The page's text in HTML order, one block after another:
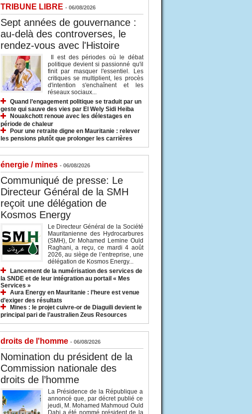
TRIBUNE LIBRE - 06/08/2026
Sept années de gouvernance :
au-delà des controverses, le
rendez-vous avec l'Histoire
Il est des périodes où le débat
politique devient si passionné qu'il
finit par masquer l'essentiel. Les
critiques se multiplient, les procès
d'intention s'enchaînent et les
réseaux sociaux...
Quand l’engagement politique se traduit par un
geste qui sauve des vies par El Wely Sidi Heiba
Nouakchott renoue avec les délestages en
période de chaleur
Pour une retraite digne en Mauritanie : relever
les pensions plutôt que prolonger les carrières
énergie / mines - 06/08/2026
Communiqué de presse: Le
Directeur Général de la SMH
reçoit une délégation de
Kosmos Energy
Le Directeur Général de la Société
Mauritanienne des Hydrocarbures
(SMH), Dr Mohamed Lemine Ould
Raghani, a reçu, ce mardi 4 août
2026, au siège de l’entreprise, une
délégation de Kosmos Energy...
Lancement de la numérisation des services de
la SNDE et de leur intégration au portail « Mes
Services »
Aura Energy en Mauritanie : l’heure est venue
d’exiger des résultats
Mines : le projet cuivre-or de Diaguili devient le
principal pari de l’australien Zeus Resources
droits de l'homme - 06/08/2026
Nomination du président de la
Commission nationale des
droits de l’homme
La Présidence de la République a
annoncé que, par décret publié ce
jeudi, M. Mohamed Mahmoud Ould
Dahi a été nommé président de la